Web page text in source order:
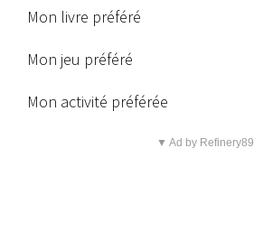
Mon livre préféré
Mon jeu préféré
Mon activité préférée
▼ Ad by Refinery89